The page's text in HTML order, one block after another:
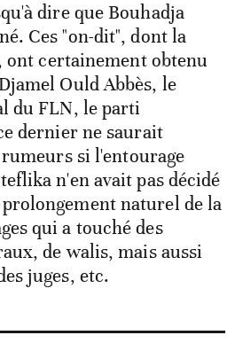
dire que Bouhadja
Ces "on-dit", dont la
ont certainement obtenu
Ould Abbès, le
du FLN, le parti
dernier ne saurait
si l'entourage
n'en avait pas décidé
naturel de la
qui a touché des
de walis, mais aussi
juges, etc.